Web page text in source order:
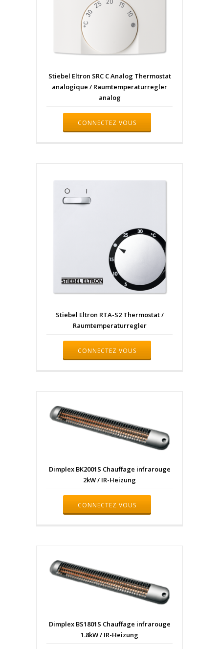
Stiebel Eltron SRC C Analog Thermostat
analogique / Raumtemperaturregler
analog
CONNECTEZ VOUS
Stiebel Eltron RTA-S2 Thermostat /
Raumtemperaturregler
CONNECTEZ VOUS
Dimplex BK2001S Chauffage infrarouge
2kW / IR-Heizung
CONNECTEZ VOUS
Dimplex BS1801S Chauffage infrarouge
1.8kW / IR-Heizung